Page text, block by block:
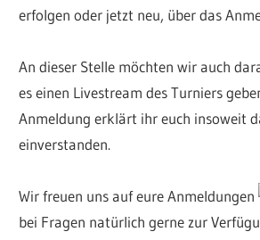
erfolgen oder jetzt neu, über das
An dieser Stelle möchten wir auch
es einen Livestream des Turniers
Anmeldung erklärt ihr euch insoweit
einverstanden.
Wir freuen uns auf eure Anmeldungen
bei Fragen natürlich gerne zur